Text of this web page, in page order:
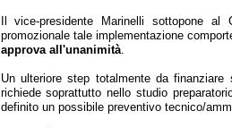
Il vice-presidente Marinelli sottopone
promozionale tale implementazione
approva all'unanimità.
Un ulteriore step totalmente da
richiede soprattutto nello studio
definito un possibile preventivo tecnico/